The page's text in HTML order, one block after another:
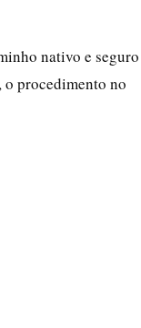
nativo e seguro
, o procedimento no